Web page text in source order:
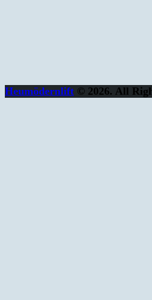
Heumödernlift © 2026. All